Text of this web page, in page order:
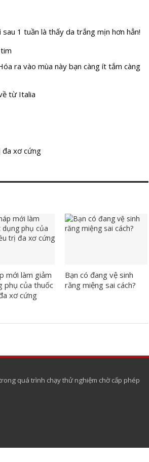
1 tuần là thấy da trắng mịn hơn hẳn!
ra vào mùa này bạn càng ít tắm càng
từ Italia
đa xơ cứng
mới làm giảm
phụ của thuốc
xơ cứng
Bạn có đang vệ sinh
răng miệng sai cách?
quá trình chạy thử nghiệm chờ cấp phép